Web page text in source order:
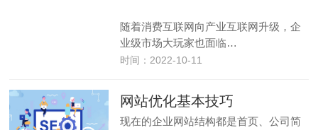
随着消费互联网向产业互联网升级，企
业级市场大玩家也面临…
时间：2022-10-11
网站优化基本技巧
现在的企业网站结构都是首页、公司简